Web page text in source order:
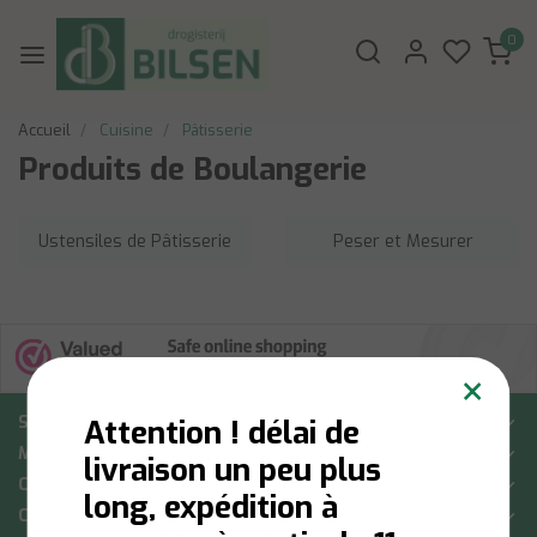
0
Accueil Cuisine Pâtisserie
Produits de Boulangerie
Ustensiles de Pâtisserie Peser et Mesurer
Soutien à la clientèle
Mon compte
Catégories
Coordonnées
×
Attention ! délai de
livraison un peu plus
long, expédition à